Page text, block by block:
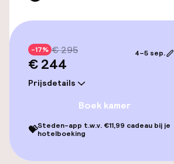
Entertainment
Gratis wifi
Eet- en drinkgelegenheden
Restaurant
-17% € 295
€ 244
Prijsdetails
4–5 sep.
Boek kamer
💝Steden-app t.w.v. €11,99 cadeau bij je
hotelboeking